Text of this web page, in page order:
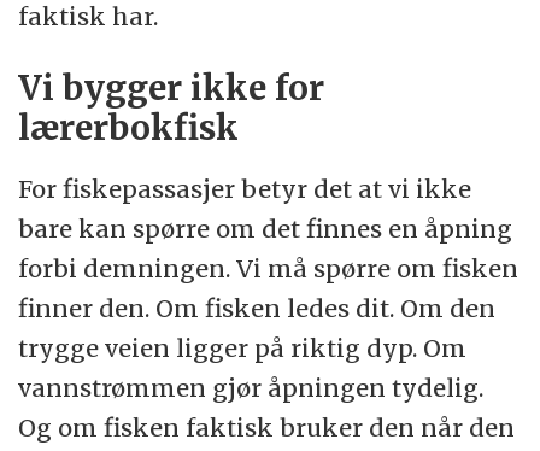
faktisk har.
Vi bygger ikke for
lærerbokfisk
For fiskepassasjer betyr det at vi ikke
bare kan spørre om det finnes en åpning
forbi demningen. Vi må spørre om fisken
finner den. Om fisken ledes dit. Om den
trygge veien ligger på riktig dyp. Om
vannstrømmen gjør åpningen tydelig.
Og om fisken faktisk bruker den når den